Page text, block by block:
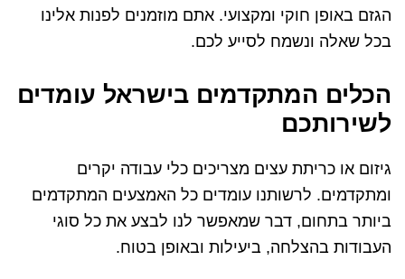
הגזם באופן חוקי ומקצועי. אתם מוזמנים לפנות אלינו
בכל שאלה ונשמח לסייע לכם.
הכלים המתקדמים בישראל עומדים
לשירותכם
גיזום או כריתת עצים מצריכים כלי עבודה יקרים
ומתקדמים. לרשותנו עומדים כל האמצעים המתקדמים
ביותר בתחום, דבר שמאפשר לנו לבצע את כל סוגי
העבודות בהצלחה, ביעילות ובאופן בטוח.